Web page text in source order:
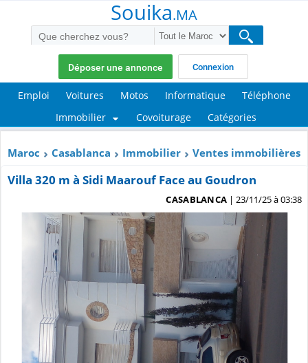
Souika.MA
Déposer une annonce Connexion
Emploi Voitures Motos Informatique
Téléphone
Immobilier
Covoiturage Catégories
Maroc Casablanca Immobilier Ventes immobilières
Villa 320 m à Sidi Maarouf Face au Goudron
CASABLANCA | 23/11/25 à 03:38